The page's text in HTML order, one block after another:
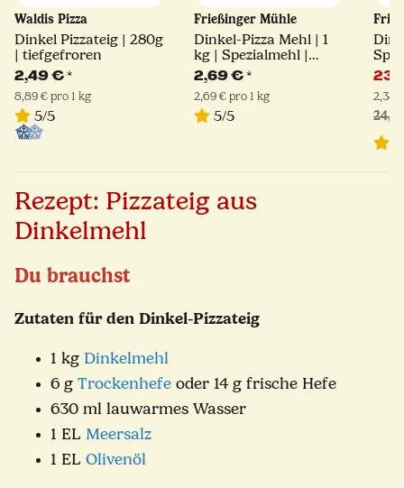
Waldis Pizza
Dinkel Pizzateig | 280g
| tiefgefroren
2,49 €*
8,89 € pro 1 kg
5/5
Frießinger Mühle
Dinkel-Pizza Mehl | 1
kg | Spezialmehl |
Frießinger Mühle
2,69 €*
2,69 € pro 1 kg
5/5
2,38
Rezept: Pizzateig aus
Dinkelmehl
Du brauchst
Zutaten für den Dinkel-Pizzateig
1 kg Dinkelmehl
6 g Trockenhefe oder 14 g frische Hefe
630 ml lauwarmes Wasser
1 EL Meersalz
1 EL Olivenöl